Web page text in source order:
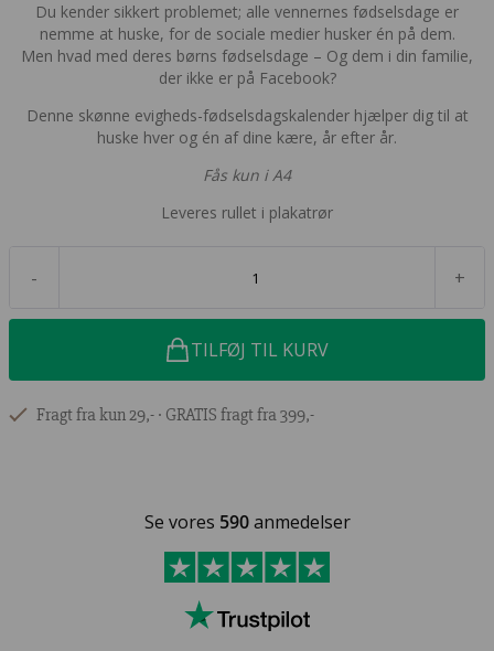
Du kender sikkert problemet; alle vennernes fødselsdage er
nemme at huske, for de sociale medier husker én på dem.
Men hvad med deres børns fødselsdage – Og dem i din familie,
der ikke er på Facebook?
Denne skønne evigheds-fødselsdagskalender hjælper dig til at
huske hver og én af dine kære, år efter år.
Fås kun i A4
Leveres rullet i plakatrør
- +
TILFØJ TIL KURV
Fragt fra kun 29,- ∙ GRATIS fragt fra 399,-
Se vores 590anmedelser